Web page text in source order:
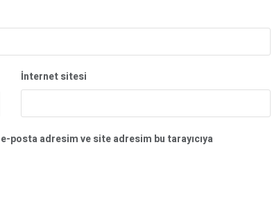
İnternet sitesi
posta adresim ve site adresim bu tarayıcıya